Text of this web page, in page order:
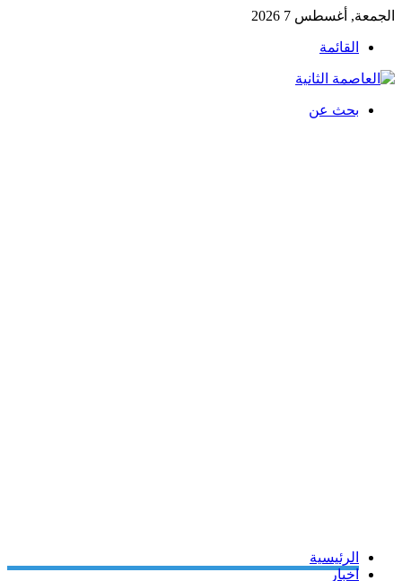
الجمعة, أغسطس 7 2026
القائمة
بحث عن
الرئيسية
اخبار